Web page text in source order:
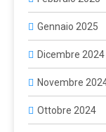
Gennaio 2025
Dicembre 2024
Novembre
Ottobre 2024